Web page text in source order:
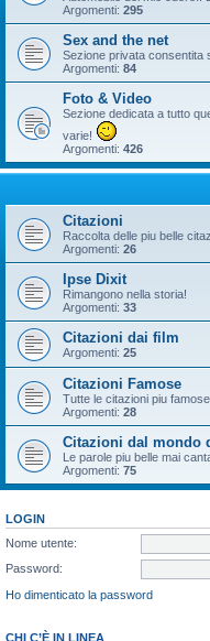
Argomenti: 295
Sex and the net
Sezione privata consentita
Argomenti: 84
Foto & Video
Sezione dedicata a tutto
varie!
Argomenti: 426
Citazioni
Raccolta delle piu belle
Argomenti: 26
Ipse Dixit
Rimangono nella storia!
Argomenti: 33
Citazioni dai film
Argomenti: 25
Citazioni Famose
Tutte le citazioni piu
Argomenti: 28
Citazioni dal mondo
Le parole piu belle mai
Argomenti: 75
LOGIN
Nome utente:
Password:
Ho dimenticato la password
CHI C’È IN LINEA